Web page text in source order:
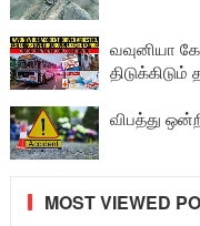
வவுனியா
விபத்து
MOST VIEWED